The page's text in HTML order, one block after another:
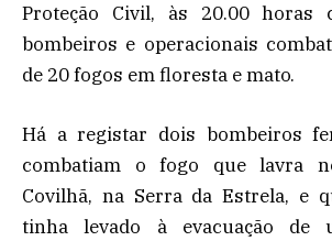
Proteção Civil, às 20.00 horas
bombeiros e operacionais
de 20 fogos em floresta e mato.
Há a registar dois bombeiros
combatiam o fogo que lavra
Covilhã, na Serra da Estrela, e
tinha levado à evacuação de